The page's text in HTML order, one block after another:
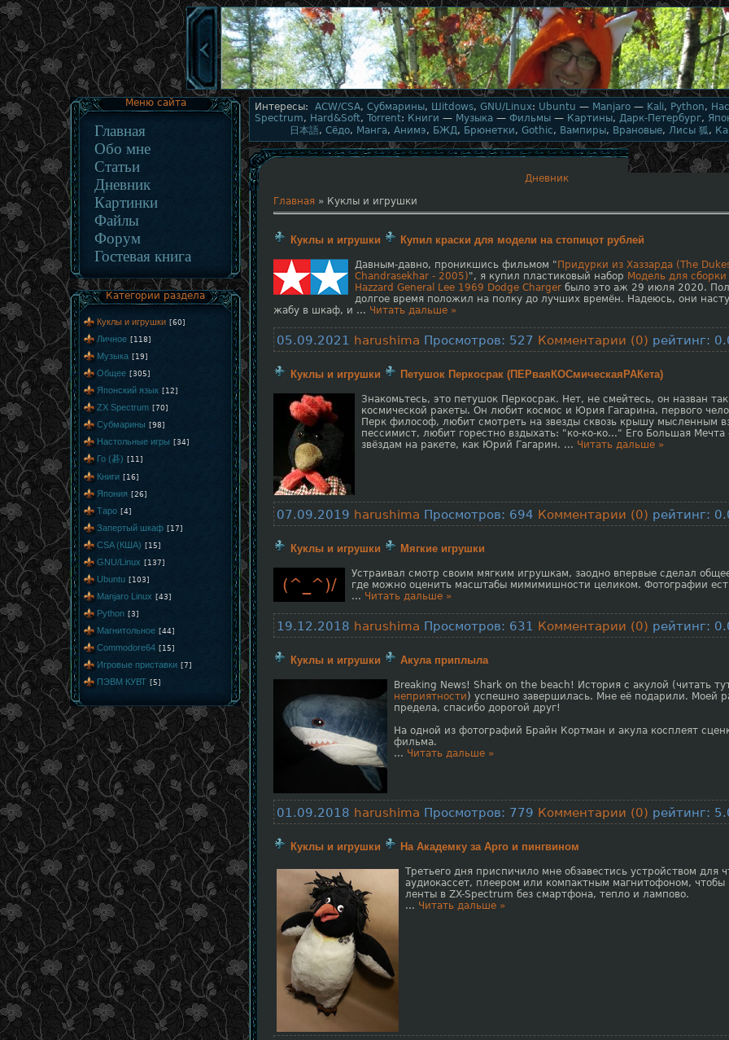
Меню сайта
Главная
Обо мне
Статьи
Дневник
Картинки
Файлы
Форум
Гостевая книга
Категории раздела
Куклы и игрушки [60]
Личное [118]
Музыка [19]
Общее [305]
Японский язык [12]
ZX Spectrum [70]
Субмарины [98]
Настольные игры [34]
Го (碁) [11]
Книги [16]
Япония [26]
Таро [4]
Запертый шкаф [17]
CSA (КША) [15]
GNU/Linux [137]
Ubuntu [103]
Manjaro Linux [43]
Python [3]
Магнитольное [44]
Commodore64 [15]
Игровые приставки [7]
ПЭВМ КУВТ [5]
Интересы: ACW/CSA, Субмарины, Шitdows, GNU/Linux: Ubuntu — Manjaro — Kali, Python,
Spectrum, Hard&Soft, Torrent: Книги — Музыка — Фильмы — Картины, Дарк-Петербург,
日本語, Сёдо, Манга, Анимэ, БЖД, Брюнетки, Gothic, Вампиры, Врановые, Лисы 狐,
Дневник
Главная » Куклы и игрушки
Куклы и игрушки Купил краски для модели на стопицот рублей
Давным-давно, проникшись фильмом " Придурки из Хаззарда (The
Chandrasekhar - 2005)", я купил пластиковый набор Модель для
Hazzard General Lee 1969 Dodge Charger было это аж 29 июля 2020.
долгое время положил на полку до лучших времён. Надеюсь, они
жабу в шкаф, и ... Читать дальше »
05.09.2021 harushima Просмотров: 527 Комментарии (0) рейтинг:
Куклы и игрушки Петушок Перкосрак (ПЕРваяКОСмическаяРАКета)
Знакомьтесь, это петушок Перкосрак. Нет, не смейтесь, он назван
космической ракеты. Он любит космос и Юрия Гагарина, первого
Перк философ, любит смотреть на звезды сквозь крышу мысленным
пессимист, любит горестно вздыхать: "ко-ко-ко..." Его Большая Мечта
звёздам на ракете, как Юрий Гагарин. ... Читать дальше »
07.09.2019 harushima Просмотров: 694 Комментарии (0) рейтинг:
Куклы и игрушки Мягкие игрушки
(^_^)/
Устраивал смотр своим мягким игрушкам, заодно впервые сделал
где можно оценить масштабы мимимишности целиком. Фотографии
... Читать дальше »
19.12.2018 harushima Просмотров: 631 Комментарии (0) рейтинг:
Куклы и игрушки Акула приплыла
Breaking News! Shark on the beach! История с акулой (читать
неприятности) успешно завершилась. Мне её подарили. Моей
предела, спасибо дорогой друг!
На одной из фотографий Брайн Кортман и акула косплеят
фильма.
... Читать дальше »
01.09.2018 harushima Просмотров: 779 Комментарии (0) рейтинг:
Куклы и игрушки На Академку за Арго и пингвином
Третьего дня приспичило мне обзавестись устройством для
аудиокассет, плеером или компактным магнитофоном, чтобы
ленты в ZX-Spectrum без смартфона, тепло и лампово.
... Читать дальше »